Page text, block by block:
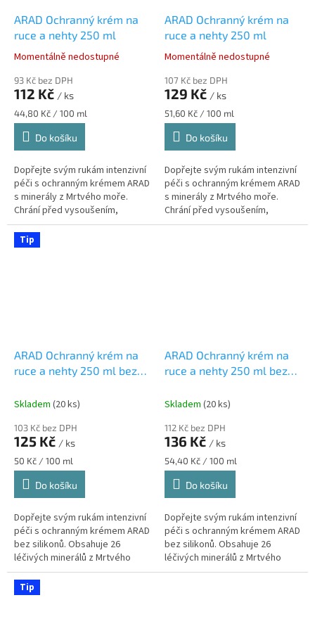
ARAD Ochranný krém na
ruce a nehty 250 ml
Průměrné
produktu
je
5,0
z
hvězdiček.
Momentálně nedostupné
93 Kč bez DPH
112 Kč / ks
Měrná
cena:
44,80 Kč / 100 ml
Do košíku
Dopřejte svým rukám intenzivní
péči s ochranným krémem ARAD
s minerály z Mrtvého moře.
Chrání před vysoušením,
podrážděním a zanechává
pokožku hydratovanou a
hebkou. Ideální pro...
ARAD Ochranný krém na
ruce a nehty 250 ml
Průměrné
produktu
je
5,0
z
hvězdiček.
Momentálně nedostupné
107 Kč bez DPH
129 Kč / ks
Měrná
cena:
51,60 Kč / 100 ml
Do košíku
Dopřejte svým rukám intenzivní
péči s ochranným krémem ARAD
s minerály z Mrtvého moře.
Chrání před vysoušením,
podrážděním a zanechává
Tip
ARAD Ochranný krém na
ruce a nehty 250 ml bez
Skladem (20 ks)
103 Kč bez DPH
125 Kč / ks
Měrná
cena:
50 Kč / 100 ml
Do košíku
Dopřejte svým rukám intenzivní
péči s ochranným krémem ARAD
bez silikonů. Obsahuje 26
léčivých minerálů z Mrtvého
moře, chrání před vysoušením a
zanechává pokožku
hydratovanou a...
ARAD Ochranný krém na
ruce a nehty 250 ml bez
Skladem (20 ks)
112 Kč bez DPH
136 Kč / ks
Měrná
cena:
54,40 Kč / 100 ml
Do košíku
Dopřejte svým rukám intenzivní
péči s ochranným krémem ARAD
bez silikonů. Obsahuje 26
léčivých minerálů z Mrtvého
moře, chrání před vysoušením a
Tip